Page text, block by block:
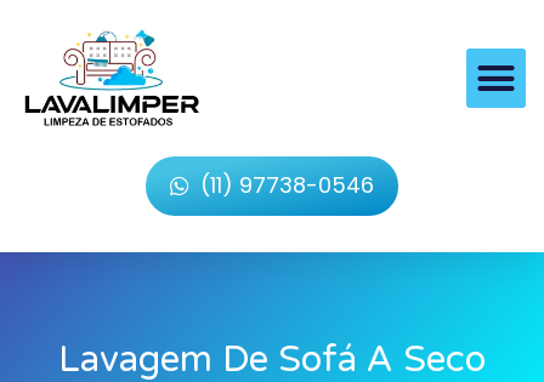
(11) 97738-0546
Lavagem De Sofá A Seco